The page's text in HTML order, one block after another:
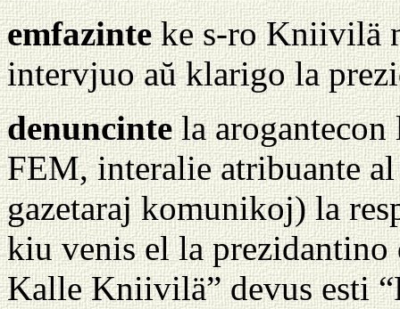
emfazinteke s-ro Kniivilä
intervjuo aŭ klarigo la
denuncintela
FEM, interalie atribuante
gazetaraj komunikoj) la
kiu venis el la
Kalle Kniivilä” devus esti